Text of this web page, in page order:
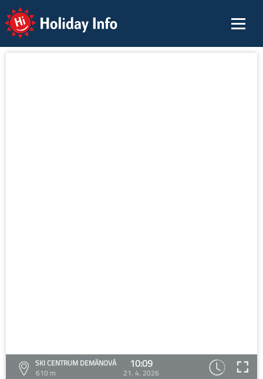
Holiday Info
SKI CENTRUM DEMÄNOVÁ
610 m
10:09
21. 4. 2026